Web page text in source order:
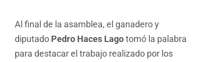
Al final de la asamblea, el ganadero y
diputado Pedro Haces Lagotomó la palabra
para destacar el trabajo realizado por los